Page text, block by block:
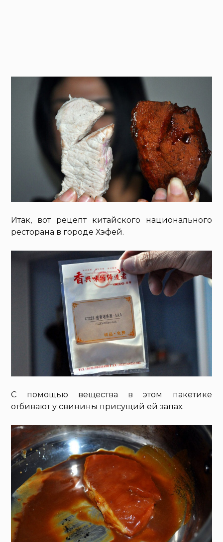
Итак, вот рецепт китайского национального
ресторана в городе Хэфей.
С помощью вещества в этом пакетике
отбивают у свинины присущий ей запах.